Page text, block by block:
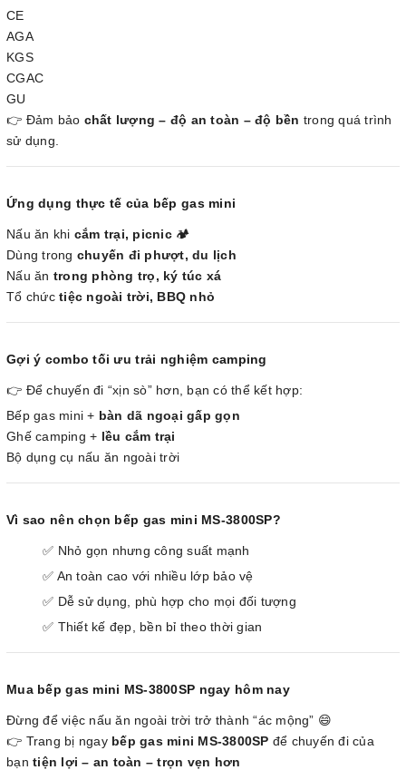
CE
AGA
KGS
CGAC
GU
👉 Đảm bảo chất lượng – độ an toàn – độ bền trong quá trình
sử dụng.
Ứng dụng thực tế của bếp gas mini
Nấu ăn khi cắm trại, picnic🏕️
Dùng trong chuyến đi phượt, du lịch
Nấu ăn trong phòng trọ, ký túc xá
Tổ chức tiệc ngoài trời, BBQ nhỏ
Gợi ý combo tối ưu trải nghiệm camping
👉 Để chuyến đi “xịn sò” hơn, bạn có thể kết hợp:
Bếp gas mini + bàn dã ngoại gấp gọn
Ghế camping + lều cắm trại
Bộ dụng cụ nấu ăn ngoài trời
Vì sao nên chọn bếp gas mini MS-3800SP?
✅ Nhỏ gọn nhưng công suất mạnh
✅ An toàn cao với nhiều lớp bảo vệ
✅ Dễ sử dụng, phù hợp cho mọi đối tượng
✅ Thiết kế đẹp, bền bỉ theo thời gian
Mua bếp gas mini MS-3800SP ngay hôm nay
Đừng để việc nấu ăn ngoài trời trở thành “ác mộng” 😄
👉 Trang bị ngay bếp gas mini MS-3800SP để chuyến đi của
bạn tiện lợi – an toàn – trọn vẹn hơn